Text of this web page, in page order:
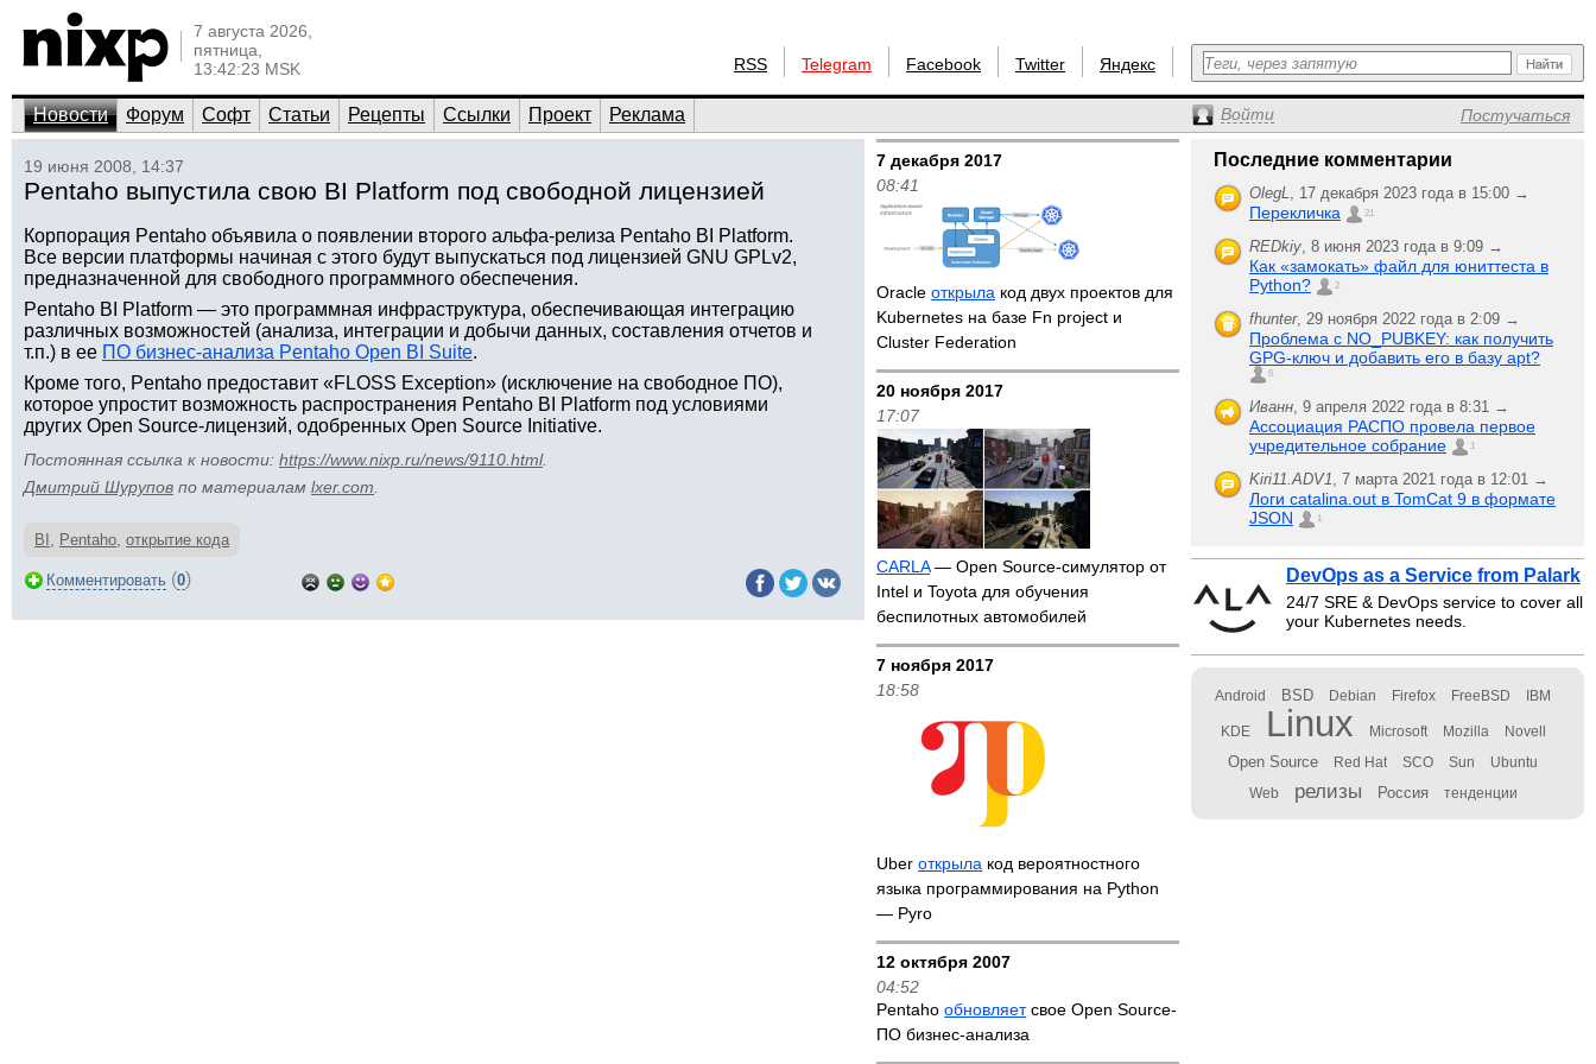
7 августа 2026,
пятница,
13:42:23 MSK
RSS Telegram Facebook Twitter Яндекс
Новости Форум Софт Статьи Рецепты Ссылки Проект Реклама Войти Постучаться
19 июня 2008, 14:37
Pentaho выпустила свою BI Platform под свободной лицензией
Корпорация Pentaho объявила о появлении второго альфа-релиза Pentaho BI Platform.
Все версии платформы начиная с этого будут выпускаться под лицензией GNU GPLv2,
предназначенной для свободного программного обеспечения.
Pentaho BI Platform — это программная инфраструктура, обеспечивающая интеграцию
различных возможностей (анализа, интеграции и добычи данных, составления отчетов и
т.п.) в ее ПО бизнес-анализа Pentaho Open BI Suite.
Кроме того, Pentaho предоставит «FLOSS Exception» (исключение на свободное ПО),
которое упростит возможность распространения Pentaho BI Platform под условиями
других Open Source-лицензий, одобренных Open Source Initiative.
Постоянная ссылка к новости: https://www.nixp.ru/news/9110.html.
Дмитрий Шурупов по материалам lxer.com
BI , Pentaho, открытие кода
Комментировать (0)
7 декабря 2017
08:41
Oracleоткрыла код двух проектов для
Kubernetes на базе Fn project и
Cluster Federation
20 ноября 2017
17:07
CARLA— Open Source-симулятор от
Intel и Toyota для обучения
беспилотных автомобилей
7 ноября 2017
18:58
Uberоткрыла код вероятностного
языка программирования на Python
— Pyro
12 октября 2007
04:52
Pentahoобновляетсвое Open Source-
ПО бизнес-анализа
Последние комментарии
OlegL, 17 декабря 2023 года в 15:00 →
Перекличка 21
REDkiy, 8 июня 2023 года в 9:09 →
Как «замокать» файл для юниттеста в
Python?
2
fhunter, 29 ноября 2022 года в 2:09 →
Проблема с NO_PUBKEY: как получить
GPG-ключ и добавить его в базу apt?
6
Иванн, 9 апреля 2022 года в 8:31 →
Ассоциация РАСПО провела первое
учредительное собрание
1
Kiri11.ADV1, 7 марта 2021 года в 12:01 →
Логи catalina.out в TomCat 9 в формате
JSON
1
DevOps as a Service from Palark
24/7 SRE & DevOps service to cover all
your Kubernetes needs.
Android BSD Debian Firefox FreeBSD IBM
KDE Linux Microsoft Mozilla Novell
Open Source Red Hat SCO Sun Ubuntu
Web релизы Россия тенденции